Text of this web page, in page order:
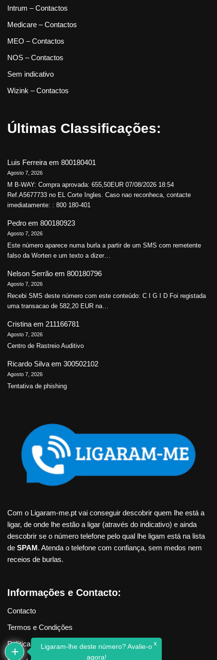
Intrum – Contactos
Medicare – Contactos
MEO – Contactos
NOS – Contactos
Sem indicativo
Wizink – Contactos
Últimas Classificações:
Luis Ferreiraem 800180401
Agosto 7, 2026
M B-WAY: Compra aprovada: 655,50EUR 07/08/2026 18:54
Ref.A5677733 no EL Corte Ingles. Caso nao reconheca, contacte
imediatamente: : 800 180-401
Pedro em 800180923
Agosto 7, 2026
Este número aparece numa burla a partir de um SMS com remetente
falso da Worten e um texto a dizer…
Nelson Serrão em 800180796
Agosto 7, 2026
Recebi SMS deste número com este conteúdo: C I G I D Foi registada
uma transacao de 582,20 EUR na…
Cristina em 211166781
Agosto 7, 2026
Centro de Rastreio Auditivo
Ricardo Silva em 300502102
Agosto 7, 2026
Tentativa de phishing
Com o Ligaram-me.pt vai conseguir descobrir quem lhe está a
ligar, de onde lhe estão a ligar (através do indicativo) e ainda
descobrir se o número telefone pelo qual lhe ligam está na lista
de SPAM. Atenda o telefone com confiança, sem medos nem
receios de burlas.
Informações e Contacto:
Contacto
Termos e Condições
Política de PrivacidadeLigaram-lhe deste número? Avalie-o
agora!
x